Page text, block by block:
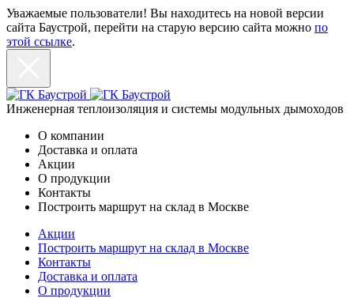
Уважаемые пользователи! Вы находитесь на новой версии
сайта Баустрой, перейти на старую версию сайта можно по
этой ссылке.
Инженерная теплоизоляция и системы модульных дымоходов
О компании
Доставка и оплата
Акции
О продукции
Контакты
Построить маршрут на склад в Москве
Акции
Построить маршрут на склад в Москве
Контакты
Доставка и оплата
О продукции